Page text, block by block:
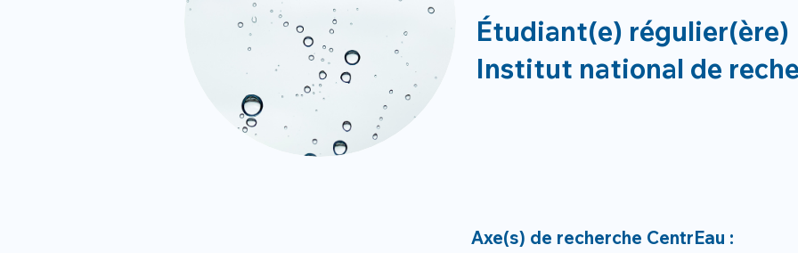
Étudiant(e) régulier(ère)
Institut national de
Axe(s) de recherche CentrEau :